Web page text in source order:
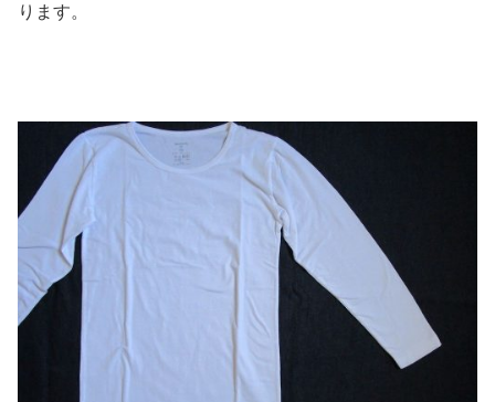
ります。